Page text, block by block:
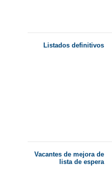
Listados definitivos
Vacantes de mejora de
lista de espera